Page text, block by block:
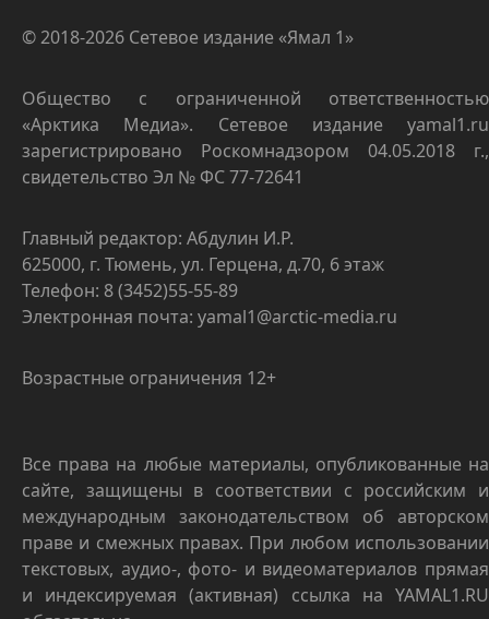
© 2018-2026 Сетевое издание «Ямал 1»
Общество с ограниченной ответственностью
«Арктика Медиа». Сетевое издание yamal1.ru
зарегистрировано Роскомнадзором 04.05.2018 г.,
свидетельство Эл № ФС 77-72641
Главный редактор: Абдулин И.Р.
625000, г. Тюмень, ул. Герцена, д.70, 6 этаж
Телефон: 8 (3452)55-55-89
Электронная почта: yamal1@arctic-media.ru
Возрастные ограничения 12+
Все права на любые материалы, опубликованные на
сайте, защищены в соответствии с российским и
международным законодательством об авторском
праве и смежных правах. При любом использовании
текстовых, аудио-, фото- и видеоматериалов прямая
и индексируемая (активная) ссылка на YAMAL1.RU